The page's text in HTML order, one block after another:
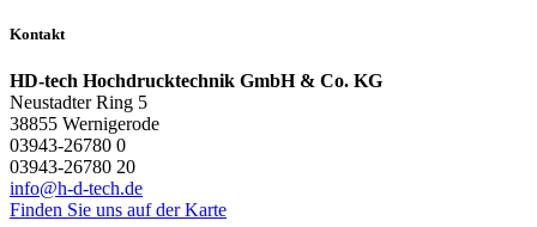
Kontakt
HD-tech Hochdrucktechnik GmbH & Co. KG
Neustadter Ring 5
38855 Wernigerode
03943-26780 0
03943-26780 20
info@h-d-tech.de
Finden Sie uns auf der Karte